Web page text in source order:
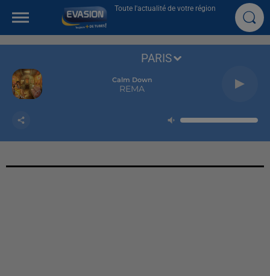
Toute l'actualité de votre région
Calm Down
REMA
PARIS